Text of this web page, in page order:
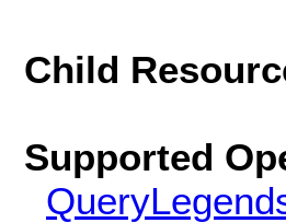
Child
Supported